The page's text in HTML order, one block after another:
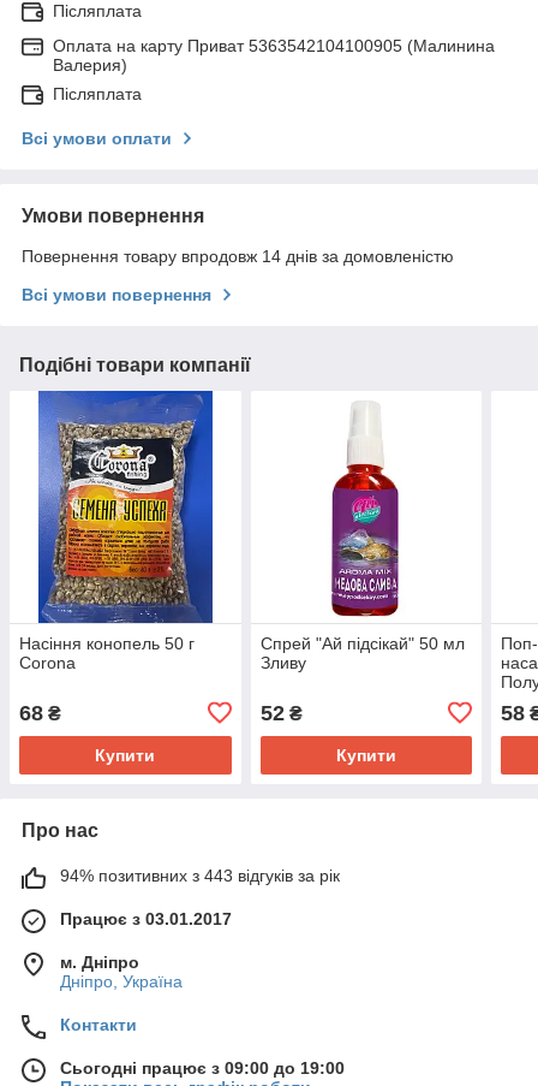
Післяплата
Оплата на карту Приват 5363542104100905 (Малинина
Валерия)
Післяплата
Всі умови оплати
Умови повернення
Повернення товару впродовж 14 днів за домовленістю
Всі умови повернення
Подібні товари компанії
Насіння конопель 50 г
Corona
68 ₴
Купити
Спрей "Ай підсікай" 50 мл
Зливу
52₴
Купити
58
Про нас
94% позитивних з 443 відгуків за рік
Працює з 03.01.2017
м. Дніпро
Дніпро, Україна
Контакти
Сьогодні працює з 09:00 до 19:00